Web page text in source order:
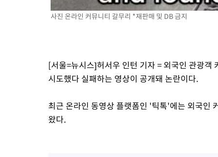
사진 온라인 커뮤니티 갈무리 *재판매 및 DB 금지
[서울=뉴시스]허서우 인턴 기자 = 외국인 관광
시도했다 실패하는 영상이 공개돼 논란이다.
최근 온라인 동영상 플랫폼인 '틱톡'에는 외국인
왔다.